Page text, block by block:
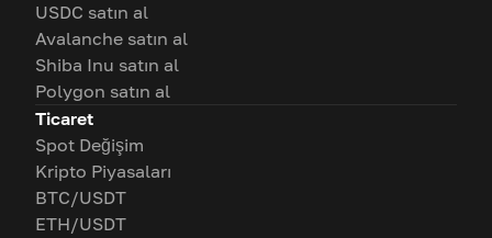
USDC satın al
Avalanche satın al
Shiba Inu satın al
Polygon satın al
Ticaret
Spot Değişim
Kripto Piyasaları
BTC/USDT
ETH/USDT